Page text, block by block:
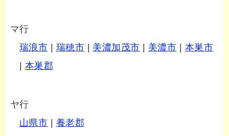
マ行
瑞浪市
瑞穂市 美濃加茂市 美濃市
本巣市
本巣郡
ヤ行
山県市
養老郡